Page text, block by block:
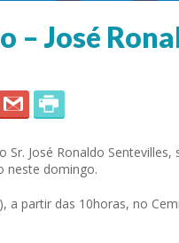
– José
José Ronaldo
neste domingo.
a partir das 10horas, no